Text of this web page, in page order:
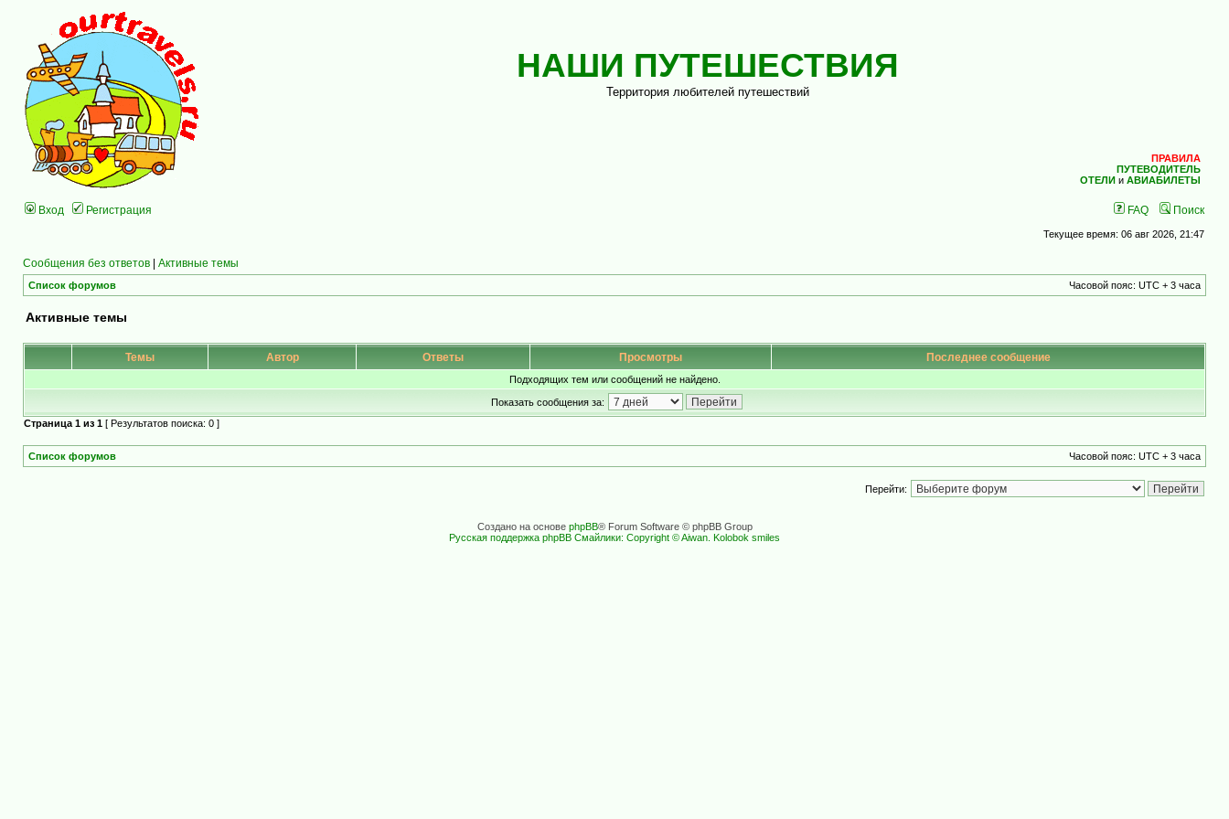
НАШИ ПУТЕШЕСТВИЯ
Территория любителей путешествий
ПРАВИЛА
ПУТЕВОДИТЕЛЬ
ОТЕЛИ и АВИАБИЛЕТЫ
Вход Регистрация FAQ Поиск
Текущее время: 06 авг 2026, 21:47
Сообщения без ответов | Активные темы
Список форумов Часовой пояс: UTC + 3 часа
Активные темы
Темы Автор Ответы Просмотры Последнее сообщение
Подходящих тем или сообщений не найдено.
Показать сообщения за:
Страница 1 из 1 [ Результатов поиска: 0 ]
Список форумов Часовой пояс: UTC + 3 часа
Перейти:
Создано на основе phpBB® Forum Software © phpBB Group
Русская поддержка phpBB Смайлики: Copyright © Aiwan. Kolobok smiles